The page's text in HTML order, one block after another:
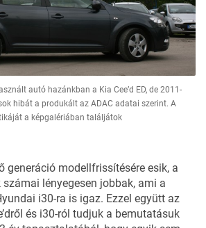
autó hazánkban a Kia Cee’d ED, de 2011-
hibát a produkált az ADAC adatai szerint. A
a képgalériában találjátok
generáció modellfrissítésére esik, a
lényegesen jobbak, ami a
i30-ra is igaz. Ezzel együtt az
és i30-ról tudjuk a bemutatásuk